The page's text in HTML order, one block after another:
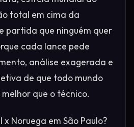
total em cima da
partida que ninguém quer
cada lance pede
análise exagerada e
de que todo mundo
que o técnico.
Noruega em São Paulo?